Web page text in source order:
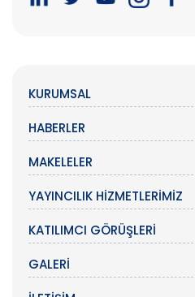
KURUMSAL
HABERLER
MAKELELER
YAYINCILIK HIZMETLERIMIZ
KATILIMCI GÖRÜŞLERI
GALERI